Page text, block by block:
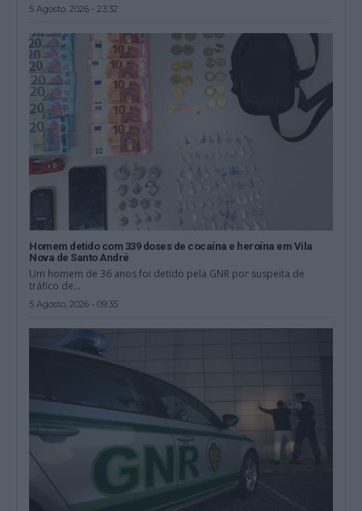
5 Agosto, 2026 - 23:32
Homem detido com 339 doses de cocaína e heroína em Vila
Nova de Santo André
Um homem de 36 anos foi detido pela GNR por suspeita de
tráfico de...
5 Agosto, 2026 - 09:35